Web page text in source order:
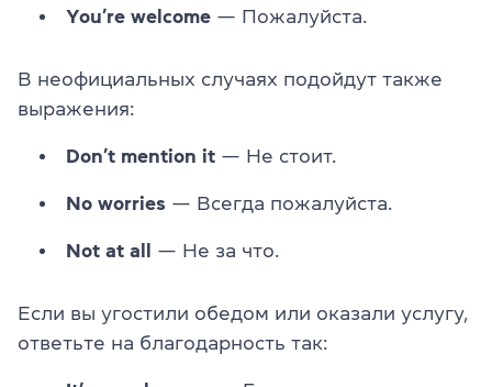
You’re welcome — Пожалуйста.
В неофициальных случаях подойдут также
выражения:
Don’t mention it — Не стоит.
No worries — Всегда пожалуйста.
Not at all — Не за что.
Если вы угостили обедом или оказали услугу,
ответьте на благодарность так: